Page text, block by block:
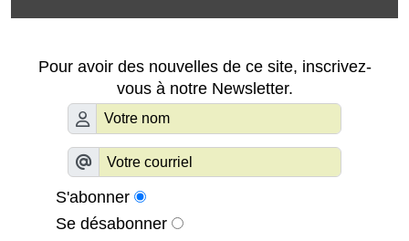
Pour avoir des nouvelles de ce site, inscrivez-
vous à notre Newsletter.
S'abonner
Se désabonner